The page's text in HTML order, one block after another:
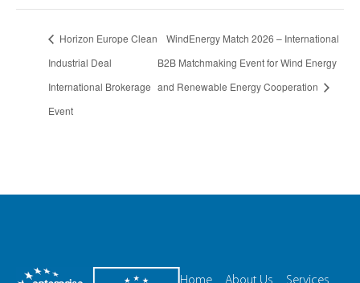
Horizon Europe Clean
Industrial Deal
International Brokerage
Event
WindEnergy Match 2026 – International
B2B Matchmaking Event for Wind Energy
and Renewable Energy Cooperation
Home About Us Services